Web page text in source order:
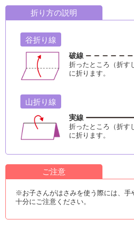
折り方の説明
谷折り線
破線
折ったところ（折す
に折ります。
山折り線
実線
折ったところ（折す
に折ります。
ご注意
※お子さんがはさみを使う際には、手
十分にご注意ください。